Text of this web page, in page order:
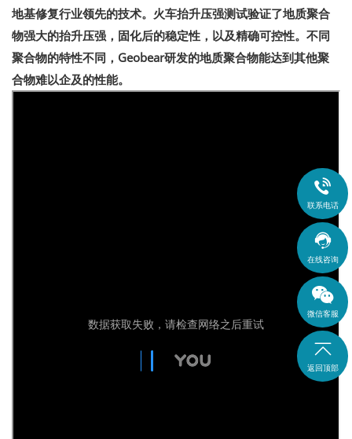
地基修复行业领先的技术。火车抬升压强测试验证了地质聚合
物强大的抬升压强，固化后的稳定性，以及精确可控性。不同
聚合物的特性不同，Geobear研发的地质聚合物能达到其他聚
合物难以企及的性能。

联系电话

在线咨询
微信客服

返回顶部